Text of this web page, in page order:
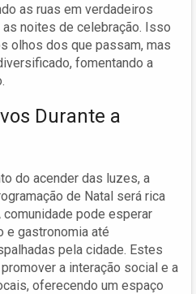
as ruas em verdadeiros
noites de celebração. Isso
olhos dos que passam, mas
fomentando a
Durante a
do acender das luzes, a
de Natal será rica
pode esperar
e gastronomia até
pela cidade. Estes
a interação social e a
oferecendo um espaço